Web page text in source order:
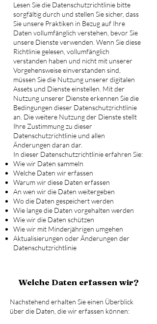
Lesen Sie die Datenschutzrichtlinie bitte
sorgfältig durch und stellen Sie sicher, dass
Sie unsere Praktiken in Bezug auf Ihre
Daten vollumfänglich verstehen, bevor Sie
unsere Dienste verwenden. Wenn Sie diese
Richtlinie gelesen, vollumfänglich
verstanden haben und nicht mit unserer
Vorgehensweise einverstanden sind,
müssen Sie die Nutzung unserer digitalen
Assets und Dienste einstellen. Mit der
Nutzung unserer Dienste erkennen Sie die
Bedingungen dieser Datenschutzrichtlinie
an. Die weitere Nutzung der Dienste stellt
Ihre Zustimmung zu dieser
Datenschutzrichtlinie und allen
Änderungen daran dar.
In dieser Datenschutzrichtlinie erfahren Sie:
Wie wir Daten sammeln
Welche Daten wir erfassen
Warum wir diese Daten erfassen
An wen wir die Daten weitergeben
Wo die Daten gespeichert werden
Wie lange die Daten vorgehalten werden
Wie wir die Daten schützen
Wie wir mit Minderjährigen umgehen
Aktualisierungen oder Änderungen der
Datenschutzrichtlinie
Welche Daten erfassen wir?
Nachstehend erhalten Sie einen Überblick
über die Daten, die wir erfassen können: